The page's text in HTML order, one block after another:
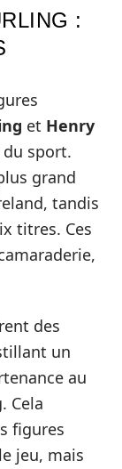
:
et Henry
sport.
grand
tandis
titres. Ces
des
un
au
Cela
figures
jeu, mais